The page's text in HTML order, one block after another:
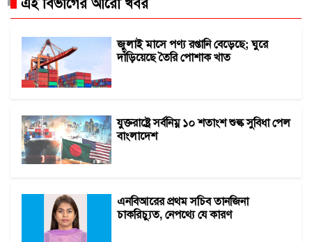
জুলাই মাসে পণ্য রপ্তানি বেড়েছে; ঘুরে
দাঁড়িয়েছে তৈরি পোশাক খাত
যুক্তরাষ্ট্রে সর্বনিম্ন ১০ শতাংশ শুল্ক সুবিধা পেল
বাংলাদেশ
এনবিআরের প্রথম সচিব তানজিনা
চাকরিচ্যুত, নেপথ্যে যে কারণ